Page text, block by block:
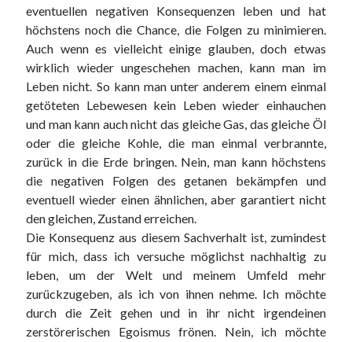
eventuellen negativen Konsequenzen leben und hat
höchstens noch die Chance, die Folgen zu minimieren.
Auch wenn es vielleicht einige glauben, doch etwas
wirklich wieder ungeschehen machen, kann man im
Leben nicht. So kann man unter anderem einem einmal
getöteten Lebewesen kein Leben wieder einhauchen
und man kann auch nicht das gleiche Gas, das gleiche Öl
oder die gleiche Kohle, die man einmal verbrannte,
zurück in die Erde bringen. Nein, man kann höchstens
die negativen Folgen des getanen bekämpfen und
eventuell wieder einen ähnlichen, aber garantiert nicht
den gleichen, Zustand erreichen.
Die Konsequenz aus diesem Sachverhalt ist, zumindest
für mich, dass ich versuche möglichst nachhaltig zu
leben, um der Welt und meinem Umfeld mehr
zurückzugeben, als ich von ihnen nehme. Ich möchte
durch die Zeit gehen und in ihr nicht irgendeinen
zerstörerischen Egoismus frönen. Nein, ich möchte